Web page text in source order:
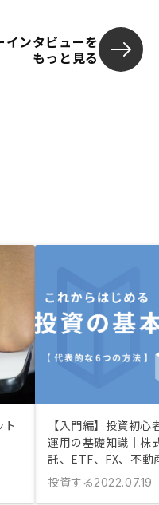
インタビューを
もっと見る
ト
【入門編】投資初
運用の基礎知識｜株
託、ETF、FX、不
投資する2022.07.19